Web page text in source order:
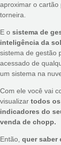
aproximar o cartão
torneira.
E o sistema de
inteligência da
sistema de gestão
acessado de
um sistema na
Com ele você vai
visualizar todos
indicadores do
venda de chopp.
Então, quer saber